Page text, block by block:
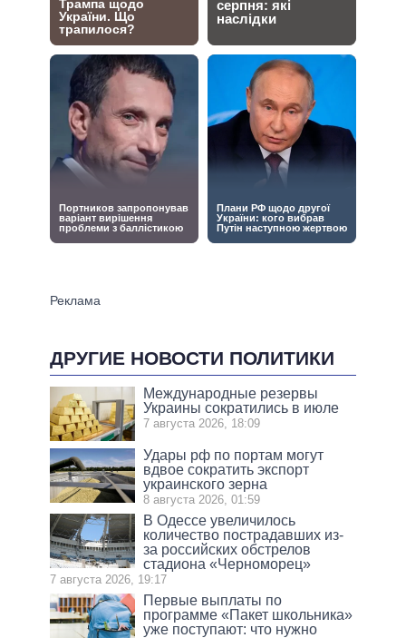
ДРУГИЕ НОВОСТИ ПОЛИТИКИ
Международные резервы
Украины сократились в июле
7 августа 2026, 18:09
Удары рф по портам могут
вдвое сократить экспорт
украинского зерна
8 августа 2026, 01:59
В Одессе увеличилось
количество пострадавших из-
за российских обстрелов
стадиона «Черноморец»
7 августа 2026, 19:17
Первые выплаты по
программе «Пакет школьника»
уже поступают: что нужно